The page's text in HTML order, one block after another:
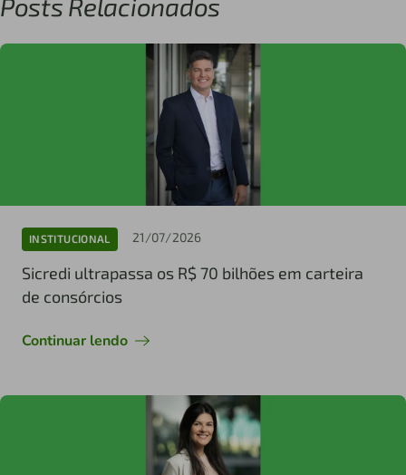
INSTITUCIONAL 21/07/2026
Sicredi ultrapassa os R$ 70 bilhões em carteira
de consórcios
Continuar lendo